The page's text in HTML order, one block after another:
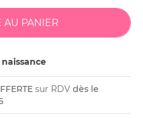
sur RDV dès le